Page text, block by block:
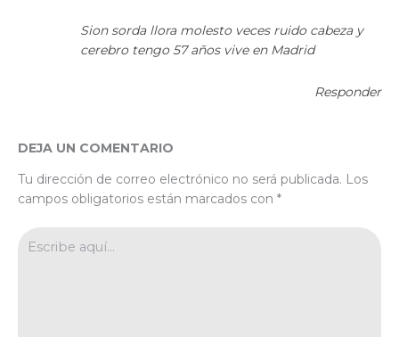
Sion sorda llora molesto veces ruido cabeza y
cerebro tengo 57 años vive en Madrid
Responder
DEJA UN COMENTARIO
Tu dirección de correo electrónico no será publicada. Los
campos obligatorios están marcados con *